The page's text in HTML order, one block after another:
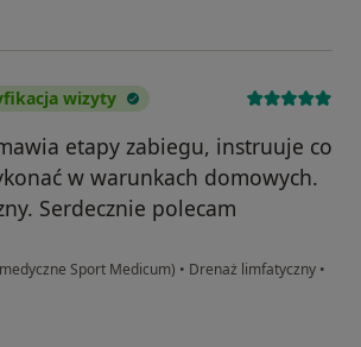
wizyty
etapy zabiegu, instruuje co
w warunkach domowych.
Serdecznie polecam
Sport Medicum) • Drenaż limfatyczny •